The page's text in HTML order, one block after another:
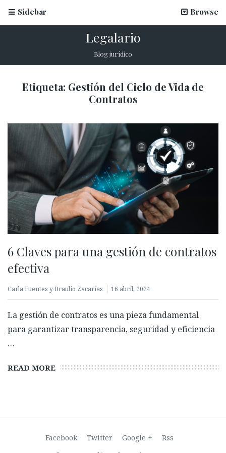
La firma electrónica en inscripciones escolares
12 marzo, 2026
Biometría con prueba de vida: ¿Qué es y por qué es
clave para validar identidades?
Sidebar Browse
Legalario
Blog jurídico
Etiqueta: Gestión del Ciclo de Vida de
Contratos
6 Claves para una gestión de contratos
efectiva
Carla Fuentes y Braulio Zacarías 16 abril, 2024
La gestión de contratos es una pieza fundamental
para garantizar transparencia, seguridad y eficiencia
…
READ MORE
Facebook Twitter Google +
Rss